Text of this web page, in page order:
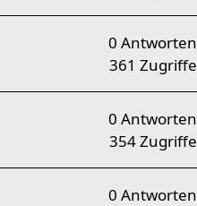
0Antworten
361Zugriffe
0Antworten
354Zugriffe
0Antworten